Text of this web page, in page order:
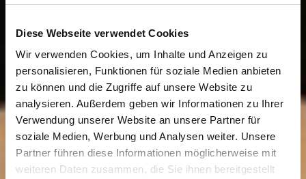
Diese Webseite verwendet Cookies
Wir verwenden Cookies, um Inhalte und Anzeigen zu
personalisieren, Funktionen für soziale Medien anbieten
zu können und die Zugriffe auf unsere Website zu
analysieren. Außerdem geben wir Informationen zu Ihrer
Verwendung unserer Website an unsere Partner für
soziale Medien, Werbung und Analysen weiter. Unsere
Partner führen diese Informationen möglicherweise mit
weiteren Daten zusammen, die Sie ihnen bereitgestellt